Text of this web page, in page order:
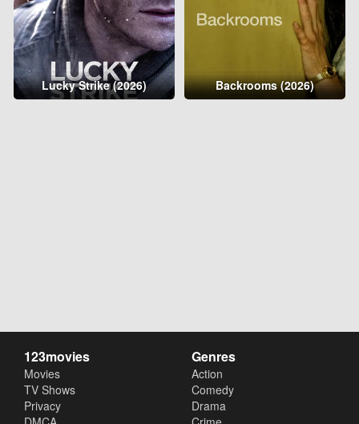
Lucky Strike (2026) Backrooms (2026)
123movies
Movies
TV Shows
Privacy
Genres
Action
Comedy
Drama